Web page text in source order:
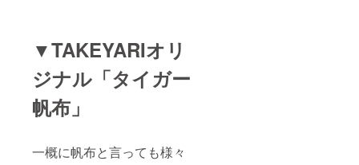
▼TAKEYARIオリ
ジナル「タイガー
帆布」
一概に帆布と言っても様々